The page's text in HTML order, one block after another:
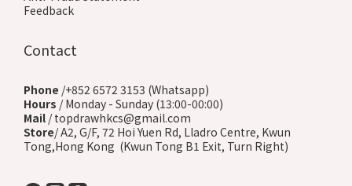
Feedback
Contact
Phone /+852 6572 3153 (Whatsapp)
Hours / Monday - Sunday (13:00-00:00)
Mail / topdrawhkcs@gmail.com
Store/ A2, G/F, 72 Hoi Yuen Rd, Lladro Centre, Kwun
Tong,Hong Kong (Kwun Tong B1 Exit, Turn Right)